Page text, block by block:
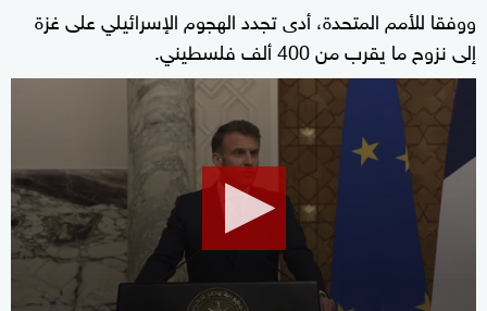
ووفقا للأمم المتحدة، أدى تجدد الهجوم الإسرائيلي على غزة
إلى نزوح ما يقرب من 400 ألف فلسطيني.
1
minute,
8
seconds